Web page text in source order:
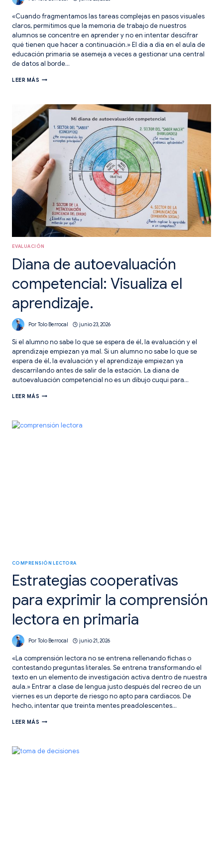
«Cuando fragmentamos las tareas complejas en pasos visuales
claros, permitimos que la memoria de trabajo de nuestros
alumnos se concentre en aprender y no en intentar descifrar
qué tienen que hacer a continuación.» El día a día en el aula de
educación primaria se asemeja a veces a gestionar una central
de datos al borde…
LEER MÁS CARGA
MEMORIA
RAM
DE
TU
CLASE
EVALUACIÓN
Diana de autoevaluación
competencial: Visualiza el
aprendizaje.
Por Tolo Berrocal junio 23, 2026
Si el alumno no sabe lo que se espera de él, la evaluación y el
aprendizaje empiezan ya mal. Si un alumno no sabe lo que se
espera de él, la evaluación y el aprendizaje empiezan ya
descarrilando antes de salir de la estación. La diana de
autoevaluación competencial no es un dibujo cuqui para…
LEER MÁS DIANA
VISUALIZA
COMPRENSIÓN LECTORA
Estrategias cooperativas
para exprimir la comprensión
lectora en primaria
Por Tolo Berrocal junio 21, 2026
«La comprensión lectora no se entrena rellenando fichas o
contestando preguntas literales. Se entrena transformando el
texto en un elemento de investigación activa dentro de nuestra
aula.» Entrar a clase de lengua justo después del recreo de un
viernes es un deporte de riesgo no apto para cardíacos. De
hecho, intentar que treinta mentes preadolescentes…
LEER MÁS ESTRATEGIAS
LA